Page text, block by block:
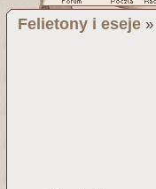
Felietony i eseje